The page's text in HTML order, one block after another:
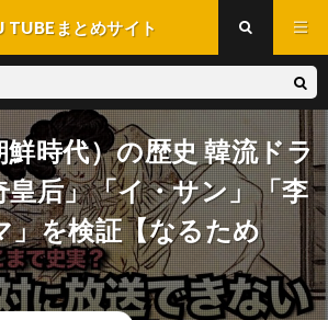
TUBEまとめサイト
鮮時代）の歴史 韓流ドラ
皇后」「イ・サン」「李
」を検証【なるため